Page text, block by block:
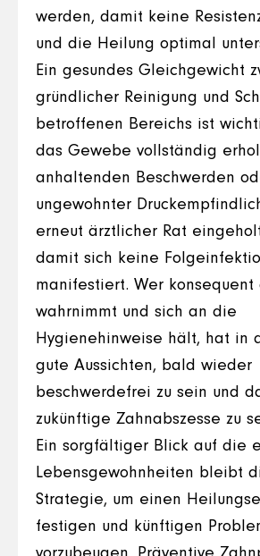
werden, damit keine
und die Heilung optimal
Ein gesundes Gleichgewicht
gründlicher Reinigung und
betroffenen Bereichs ist
das Gewebe vollständig
anhaltenden Beschwerden
ungewohnter
erneut ärztlicher Rat
damit sich keine
manifestiert. Wer
wahrnimmt und sich an die
Hygienehinweise hält, hat in
gute Aussichten, bald wieder
beschwerdefrei zu sein und
zukünftige Zahnabszesse zu
Ein sorgfältiger Blick auf die
Lebensgewohnheiten bleibt
Strategie, um einen
festigen und künftigen